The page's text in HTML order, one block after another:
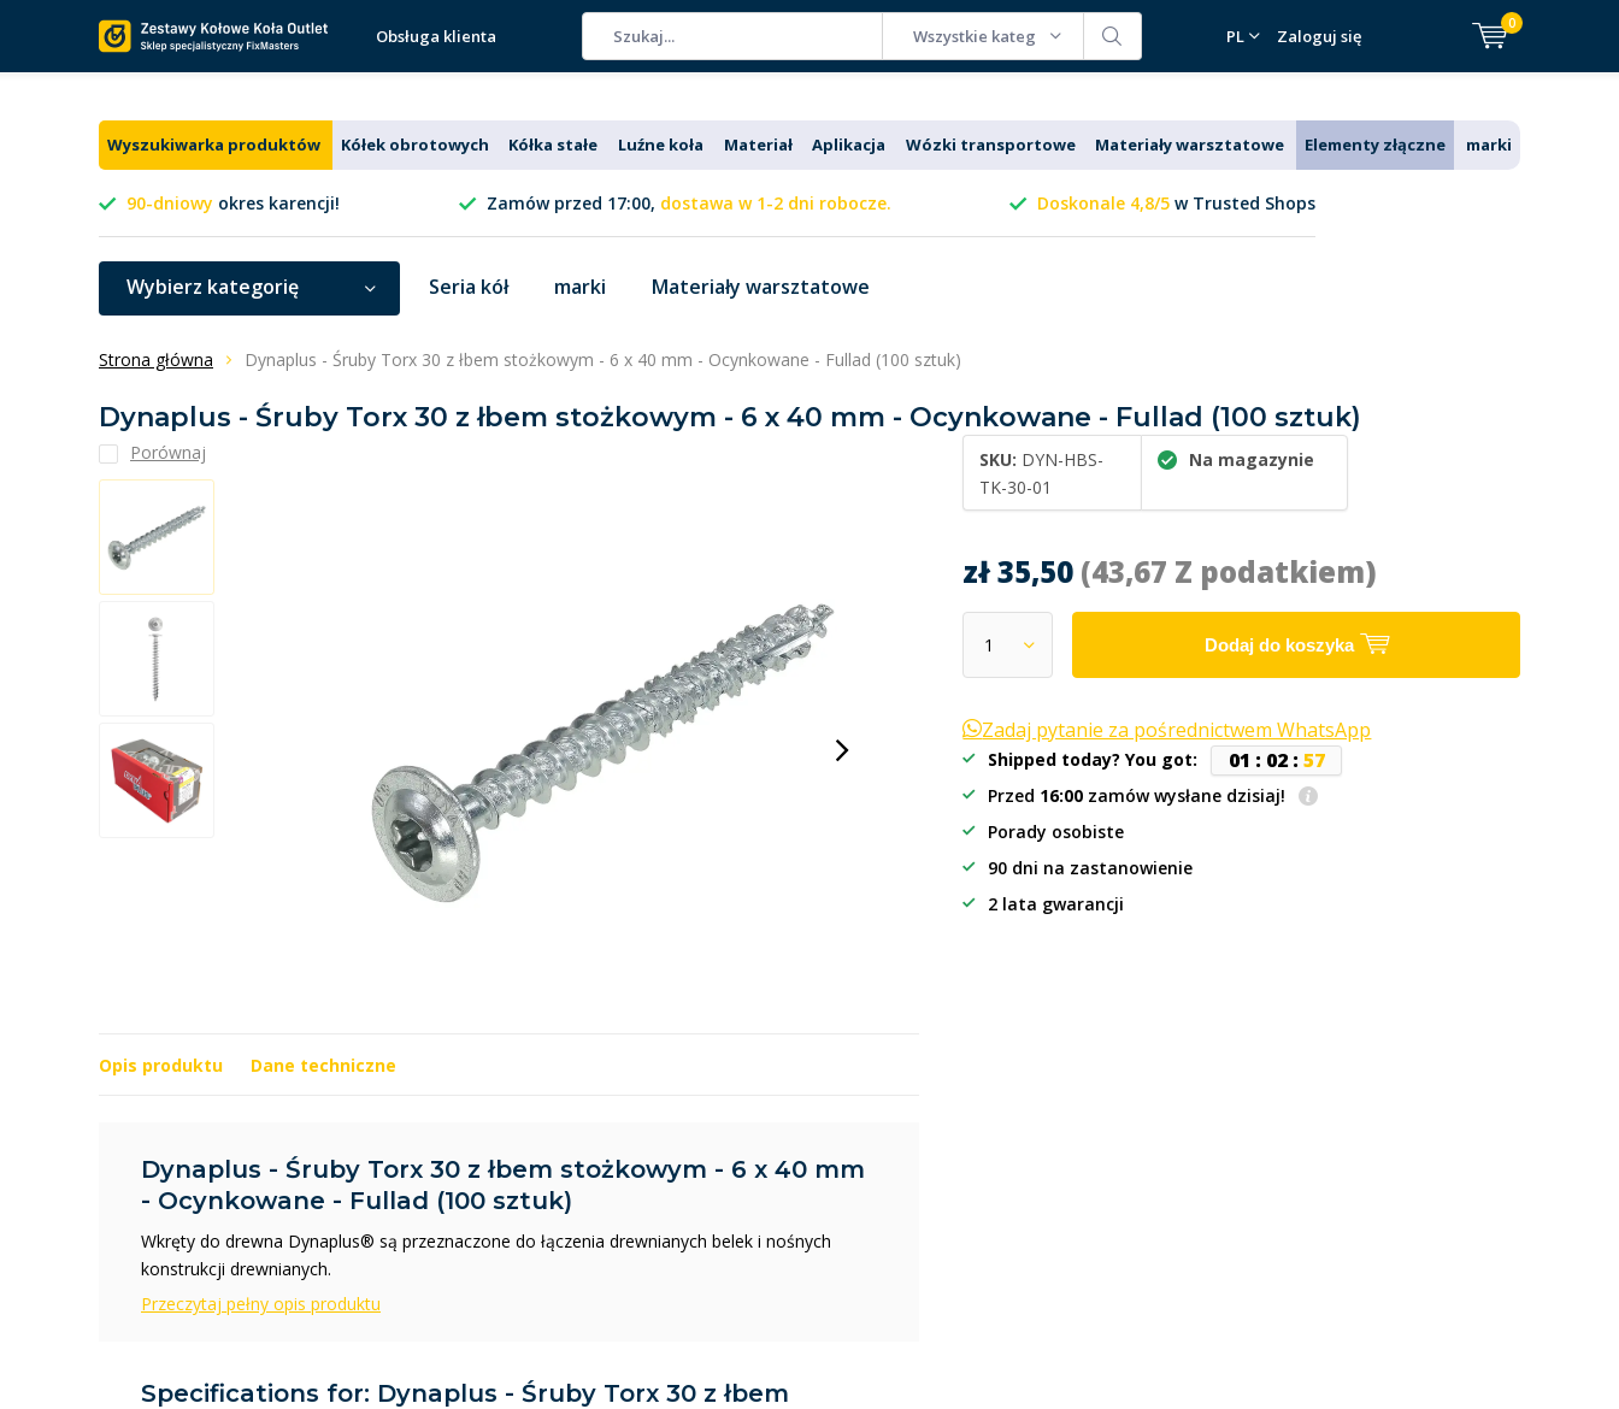
Obsługa klienta Wszystkie kategorie PL Zaloguj się
0
Wyszukiwarka produktów Kółek obrotowych Kółka stałe Luźne koła Materiał Aplikacja Wózki transportowe Materiały warsztatowe Elementy złączne marki
90-dniowy okres karencji! Zamów przed 17:00, dostawa w 1-2 dni robocze. Doskonale 4,8/5 w Trusted Shops
Wybierz kategorię Seria kół marki Materiały warsztatowe
Strona główna Dynaplus - Śruby Torx 30 z łbem stożkowym - 6 x 40 mm - Ocynkowane - Fullad (100 sztuk)
Dynaplus - Śruby Torx 30 z łbem stożkowym - 6 x 40 mm - Ocynkowane - Fullad (100 sztuk)
Porównaj SKU: DYN-HBS-
TK-30-01
Na magazynie
zł 35,50 (43,67 Z podatkiem)
Dodaj do koszyka
Zadaj pytanie za pośrednictwem WhatsApp
Shipped today? You got: 01 : 02: 56
Przed 16:00 zamów wysłane dzisiaj!
Porady osobiste
90 dni na zastanowienie
2 lata gwarancji
Opis produktu Dane techniczne
Dynaplus - Śruby Torx 30 z łbem stożkowym - 6 x 40 mm
- Ocynkowane - Fullad (100 sztuk)
Wkręty do drewna Dynaplus® są przeznaczone do łączenia drewnianych belek i nośnych
konstrukcji drewnianych.
Przeczytaj pełny opis produktu
Specifications for: Dynaplus - Śruby Torx 30 z łbem